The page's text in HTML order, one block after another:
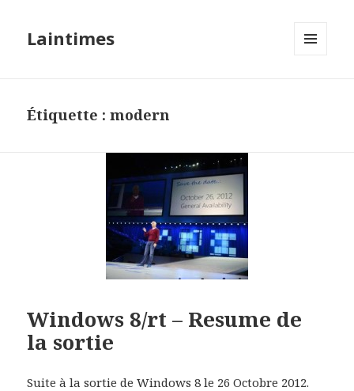
Laintimes
Étiquette :modern
Windows 8/rt – Resume de
la sortie
Suite à la sortie de Windows 8 le 26 Octobre 2012.